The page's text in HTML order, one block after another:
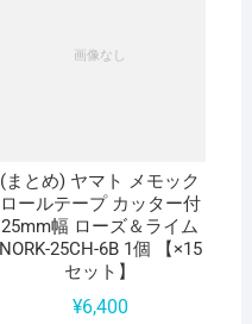
(まとめ) ヤマト メモック
ロールテープ カッター付
25mm幅 ローズ＆ライム
NORK-25CH-6B 1個 【×15
セット】
¥6,400